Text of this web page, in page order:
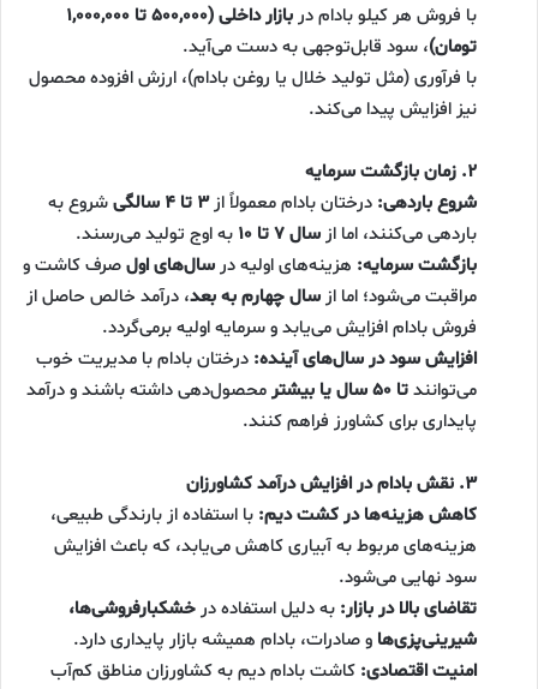
با فروش هر کیلو بادام در
بازار داخلی (۵۰۰,۰۰۰ تا ۱,۰۰۰,۰۰۰
تومان)، سود قابل‌توجهی به دست می‌آید.
با فرآوری (مثل تولید خلال یا روغن بادام)، ارزش افزوده محصول
نیز افزایش پیدا می‌کند.
۲. زمان بازگشت سرمایه
شروع باردهی: درختان بادام معمولاً از۳ تا ۴ سالگی
شروع به
باردهی می‌کنند، اما ازسال ۷ تا ۱۰
به اوج تولید می‌رسند.
بازگشت سرمایه: هزینه‌های اولیه درسال‌های اولصرف کاشت و
مراقبت می‌شود؛ اما ازسال چهارم به بعد، درآمد خالص حاصل از
فروش بادام افزایش می‌یابد و سرمایه اولیه برمی‌گردد.
افزایش سود در سال‌های آینده: درختان بادام با مدیریت خوب
می‌توانندتا ۵۰ سال یا بیشتر
محصول‌دهی داشته باشند و درآمد
پایداری برای کشاورز فراهم کنند.
۳. نقش بادام در افزایش درآمد کشاورزان
کاهش هزینه‌ها در کشت دیم: با استفاده از بارندگی طبیعی،
هزینه‌های مربوط به آبیاری کاهش می‌یابد، که باعث افزایش
سود نهایی می‌شود.
تقاضای بالا در بازار: به دلیل استفاده درخشکبارفروشی‌ها،
شیرینی‌پزی‌ها و صادرات، بادام همیشه بازار پایداری دارد.
امنیت اقتصادی: کاشت بادام دیم به کشاورزان مناطق کم‌آب